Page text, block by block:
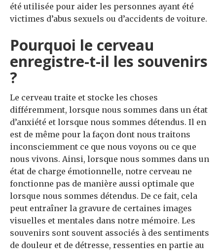
été utilisée pour aider les personnes ayant été
victimes d’abus sexuels ou d’accidents de voiture.
Pourquoi le cerveau
enregistre-t-il les souvenirs
?
Le cerveau traite et stocke les choses
différemment, lorsque nous sommes dans un état
d’anxiété et lorsque nous sommes détendus. Il en
est de même pour la façon dont nous traitons
inconsciemment ce que nous voyons ou ce que
nous vivons. Ainsi, lorsque nous sommes dans un
état de charge émotionnelle, notre cerveau ne
fonctionne pas de manière aussi optimale que
lorsque nous sommes détendus. De ce fait, cela
peut entraîner la gravure de certaines images
visuelles et mentales dans notre mémoire. Les
souvenirs sont souvent associés à des sentiments
de douleur et de détresse, ressenties en partie au